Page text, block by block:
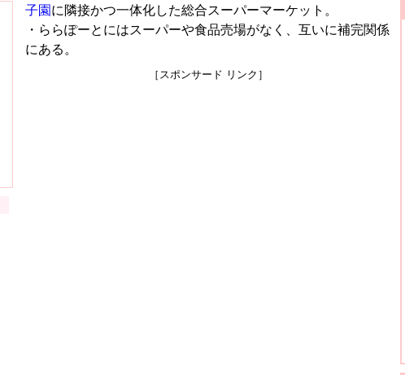
子園 に隣接かつ一体化した総合スーパーマーケット。
・ららぽーとにはスーパーや食品売場がなく、互いに補完関係
にある。
［スポンサード リンク］